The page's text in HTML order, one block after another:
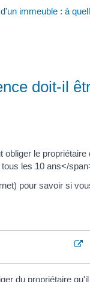
immeuble : à
doit-il
le propriétaire
les 10 ans</
pour savoir si
du propriétaire qu'il